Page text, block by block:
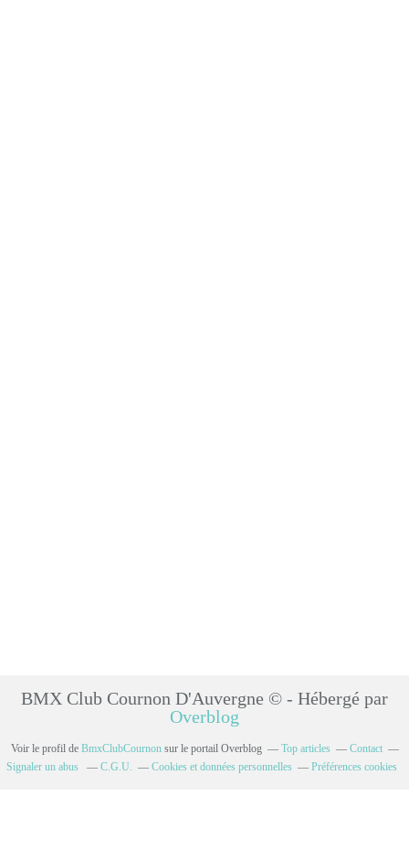
BMX Club Cournon D'Auvergne © - Hébergé par
Overblog
Voir le profil de BmxClubCournon sur le portail Overblog Top articles
Contact
Signaler un abus
C.G.U. Cookies et données personnelles Préférences cookies